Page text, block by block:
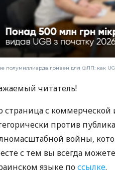
полумиллиарда гривен для ФЛП: как
читатель!
страница с
против
войны,
с тем вы всегда
языке поссылке.